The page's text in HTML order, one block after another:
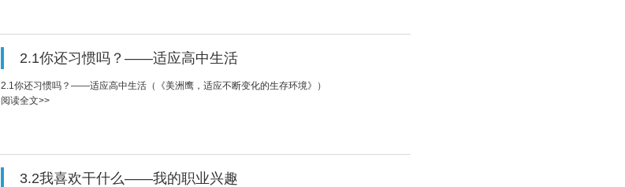
2.1你还习惯吗？——适应高中生活
2.1你还习惯吗？——适应高中生活（《美洲鹰，适应不断变化的生存环境》）
阅读全文>>
3.2我喜欢干什么——我的职业兴趣